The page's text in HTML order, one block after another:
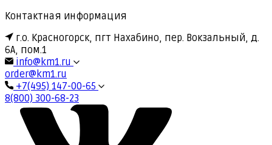
Контактная информация
г.о. Красногорск, пгт Нахабино, пер. Вокзальный, д.
6А, пом.1
info@km1.ru
order@km1.ru
+7(495) 147-00-65
8(800) 300-68-23